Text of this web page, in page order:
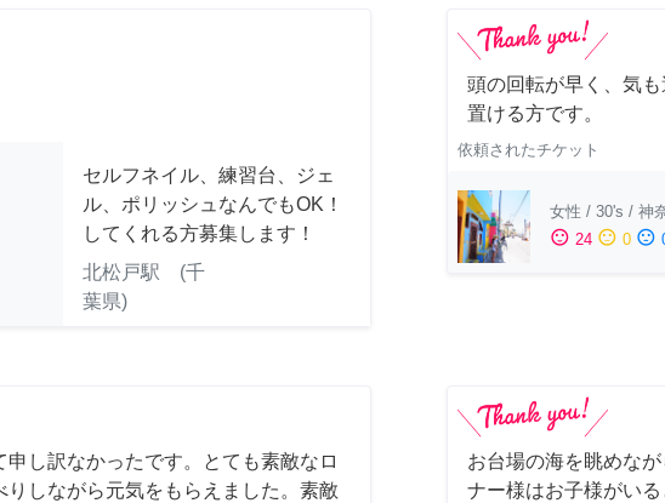
セルフネイル、練習台、ジェ
ル、ポリッシュなんでもOK！
してくれる方募集します！
北松戸駅 (千
葉県)
頭の回転が早く、気
置ける方です。
依頼されたチケット
女性 / 30's / 神
sentiment_satisfied 24 sentiment_neutral 0 sentiment_dissatisfied
し訳なかったです。とても素敵なロ
しながら元気をもらえました。素敵
お台場の海を眺めな
ナー様はお子様がい